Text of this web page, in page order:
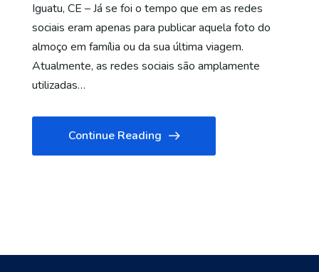
Iguatu, CE – Já se foi o tempo que em as redes
sociais eram apenas para publicar aquela foto do
almoço em família ou da sua última viagem.
Atualmente, as redes sociais são amplamente
utilizadas…
Continue Reading